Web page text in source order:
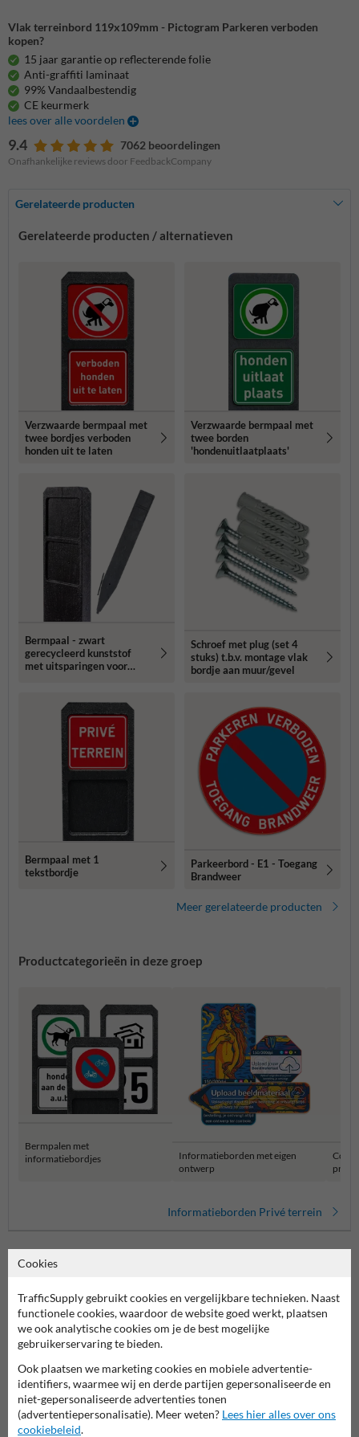
Vlak terreinbord 119x109mm - Pictogram Parkeren verboden
kopen?
15 jaar garantie op reflecterende folie
Anti-graffiti laminaat
99% Vandaalbestendig
CE keurmerk
lees over alle voordelen
9.4 7062 beoordelingen
Onafhankelijke reviews door FeedbackCompany
Gerelateerde producten
Gerelateerde producten / alternatieven
Verzwaarde bermpaal met
twee bordjes verboden
honden uit te laten
Verzwaarde bermpaal met
twee borden
'hondenuitlaatplaats'
Bermpaal - zwart
gerecycleerd kunststof
met uitsparingen voor
Schroef met plug (set 4
stuks) t.b.v. montage vlak
bordje aan muur/gevel
Bermpaal met 1
tekstbordje
Parkeerbord - E1 - Toegang
Brandweer
Meer gerelateerde producten
Productcategorieën in deze groep
Bermpalen met
informatiebordjes
Informatieborden met eigen
ontwerp
Informatieborden Privé terrein
Stel je vraag aan Verkeersbord.be
Naam*
Cookies
TrafficSupply gebruikt cookies en vergelijkbare technieken. Naast
functionele cookies, waardoor de website goed werkt, plaatsen
we ook analytische cookies om je de best mogelijke
gebruikerservaring te bieden.
Ook plaatsen we marketing cookies en mobiele advertentie-
identifiers, waarmee wij en derde partijen gepersonaliseerde en
niet-gepersonaliseerde advertenties tonen
(advertentiepersonalisatie). Meer weten? Lees hier alles over ons
cookiebeleid.